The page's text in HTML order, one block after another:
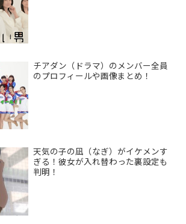
チアダン（ドラマ）のメンバー全員
のプロフィールや画像まとめ！
天気の子の凪（なぎ）がイケメンす
ぎる！彼女が入れ替わった裏設定も
判明！